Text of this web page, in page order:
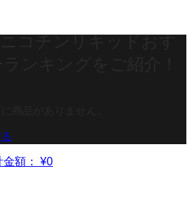
金額： ¥0
ニコチンリキッドおす
ンキングをご紹介！